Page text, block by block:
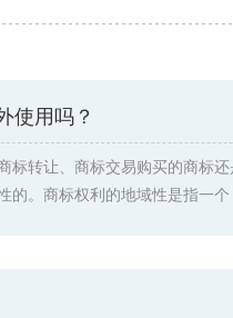
使用吗？
标转让、商标交易购买的商标
的。商标权利的地域性是指一